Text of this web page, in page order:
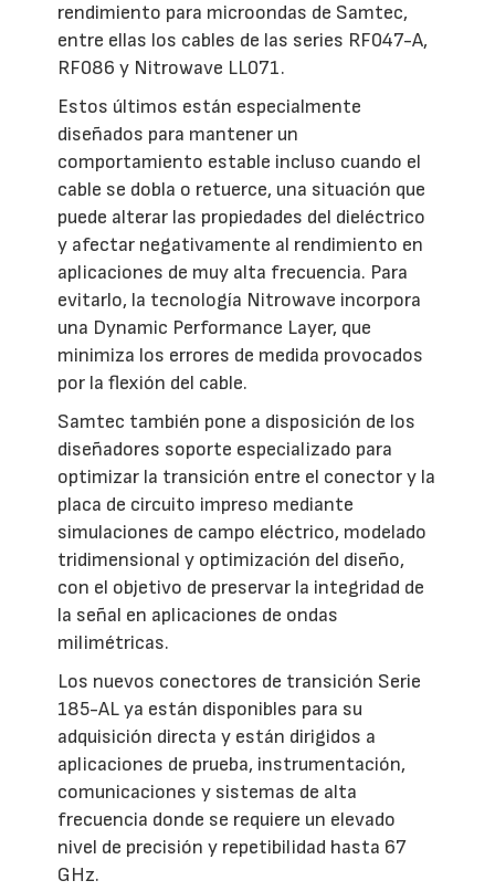
rendimiento para microondas de Samtec,
entre ellas los cables de las series RF047-A,
RF086 y Nitrowave LL071.
Estos últimos están especialmente
diseñados para mantener un
comportamiento estable incluso cuando el
cable se dobla o retuerce, una situación que
puede alterar las propiedades del dieléctrico
y afectar negativamente al rendimiento en
aplicaciones de muy alta frecuencia. Para
evitarlo, la tecnología Nitrowave incorpora
una Dynamic Performance Layer, que
minimiza los errores de medida provocados
por la flexión del cable.
Samtec también pone a disposición de los
diseñadores soporte especializado para
optimizar la transición entre el conector y la
placa de circuito impreso mediante
simulaciones de campo eléctrico, modelado
tridimensional y optimización del diseño,
con el objetivo de preservar la integridad de
la señal en aplicaciones de ondas
milimétricas.
Los nuevos conectores de transición Serie
185-AL ya están disponibles para su
adquisición directa y están dirigidos a
aplicaciones de prueba, instrumentación,
comunicaciones y sistemas de alta
frecuencia donde se requiere un elevado
nivel de precisión y repetibilidad hasta 67
GHz.